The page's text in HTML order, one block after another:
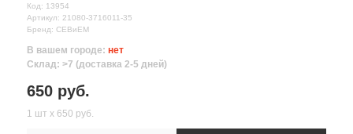
Код: 13954
Артикул: 21080-3716011-35
Бренд: СЕВиЕМ
В вашем городе: нет
Склад: >7 (доставка 2-5 дней)
650 руб.
1 шт х 650 руб.